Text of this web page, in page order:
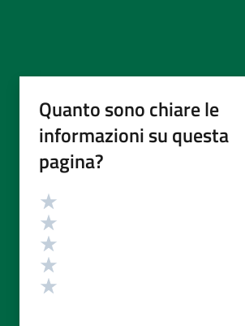
Quanto sono chiare le
informazioni su questa
pagina?
Valutazione